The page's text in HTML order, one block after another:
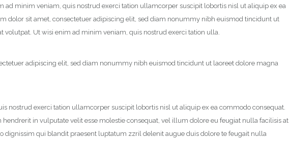
ad minim veniam, quis nostrud exerci tation ullamcorper suscipit lobortis nisl ut aliquip ex ea
dolor sit amet, consectetuer adipiscing elit, sed diam nonummy nibh euismod tincidunt ut
volutpat. Ut wisi enim ad minim veniam, quis nostrud exerci tation ulla.
adipiscing elit, sed diam nonummy nibh euismod tincidunt ut laoreet dolore magna
nostrud exerci tation ullamcorper suscipit lobortis nisl ut aliquip ex ea commodo consequat.
in vulputate velit esse molestie consequat, vel illum dolore eu feugiat nulla facilisis at
dignissim qui blandit praesent luptatum zzril delenit augue duis dolore te feugait nulla